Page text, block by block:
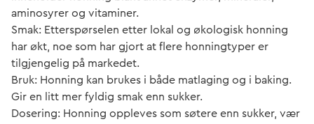
aminosyrer og vitaminer.
Smak: Etterspørselen etter lokal og økologisk honning
har økt, noe som har gjort at flere honningtyper er
tilgjengelig på markedet.
Bruk: Honning kan brukes i både matlaging og i baking.
Gir en litt mer fyldig smak enn sukker.
Dosering: Honning oppleves som søtere enn sukker, vær